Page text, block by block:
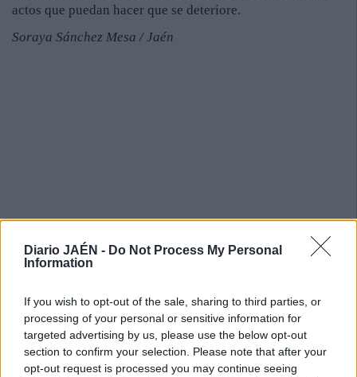
Diario JAÉN - Do Not Process My Personal
Information
If you wish to opt-out of the sale, sharing to third parties, or
processing of your personal or sensitive information for
targeted advertising by us, please use the below opt-out
section to confirm your selection. Please note that after your
opt-out request is processed you may continue seeing
actos que puedan hacer que se deteriore.
Soraya Sánchez Mesa / Jaén